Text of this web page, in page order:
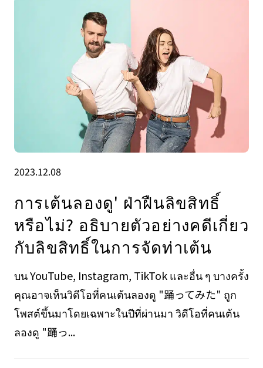
2023.12.08
การเต้นลองดู' ฝ่าฝืนลิขสิทธิ์
หรือไม่? อธิบายตัวอย่างคดีเกี่ยว
กับลิขสิทธิ์ในการจัดท่าเต้น
บน YouTube, Instagram, TikTok และอื่น ๆ บางครั้ง
คุณอาจเห็นวิดีโอที่คนเต้นลองดู "踊ってみた" ถูก
โพสต์ขึ้นมาโดยเฉพาะในปีที่ผ่านมา วิดีโอที่คนเต้น
ลองดู "踊っ...